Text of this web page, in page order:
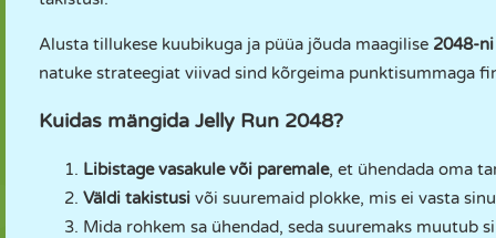
Alusta tillukese kuubikuga ja püüa jõuda maagilise 2048-ni
natuke strateegiat viivad sind kõrgeima punktisummaga
Kuidas mängida Jelly Run 2048?
Libistage vasakule või paremale, et ühendada oma
Väldi takistusi või suuremaid plokke, mis ei vasta
Mida rohkem sa ühendad, seda suuremaks muutub